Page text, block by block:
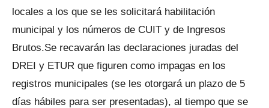
locales a los que se les solicitará habilitación
municipal y los números de CUIT y de Ingresos
Brutos.Se recavarán las declaraciones juradas del
DREI y ETUR que figuren como impagas en los
registros municipales (se les otorgará un plazo de 5
días hábiles para ser presentadas), al tiempo que se